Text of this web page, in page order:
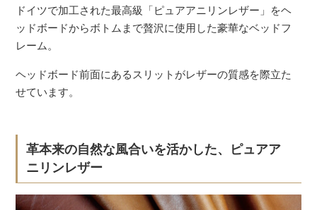
ドイツで加工された最高級「ピュアアニリンレザー」をヘ
ッドボードからボトムまで贅沢に使用した豪華なベッドフ
レーム。
ヘッドボード前面にあるスリットがレザーの質感を際立た
せています。
革本来の自然な風合いを活かした、ピュアア
ニリンレザー